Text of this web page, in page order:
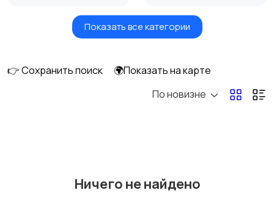
Головные уборы Домашняя одежда
Нижнее белье
Показать все категории
👉 Сохранить поиск
🌍Показать на карте
По новизне
Ничего не найдено